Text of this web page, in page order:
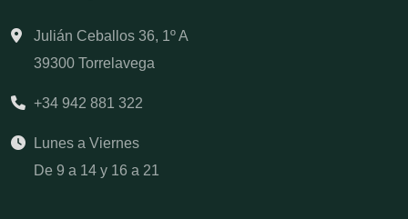
Julián Ceballos 36, 1º A
39300 Torrelavega
+34 942 881 322
Lunes a Viernes
De 9 a 14 y 16 a 21